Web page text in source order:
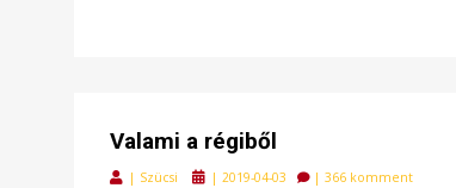
Valami a régiből
| Szücsi
Posted
| 2019-04-03 | 366 komment